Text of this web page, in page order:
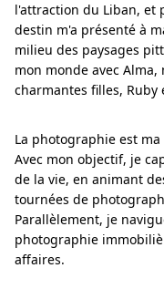
l'attraction du Liban, et
destin m'a présenté à
milieu des paysages
mon monde avec
charmantes filles, Ruby
La photographie est
Avec mon objectif, je
de la vie, en animant
tournées de
Parallèlement, je
photographie
affaires.